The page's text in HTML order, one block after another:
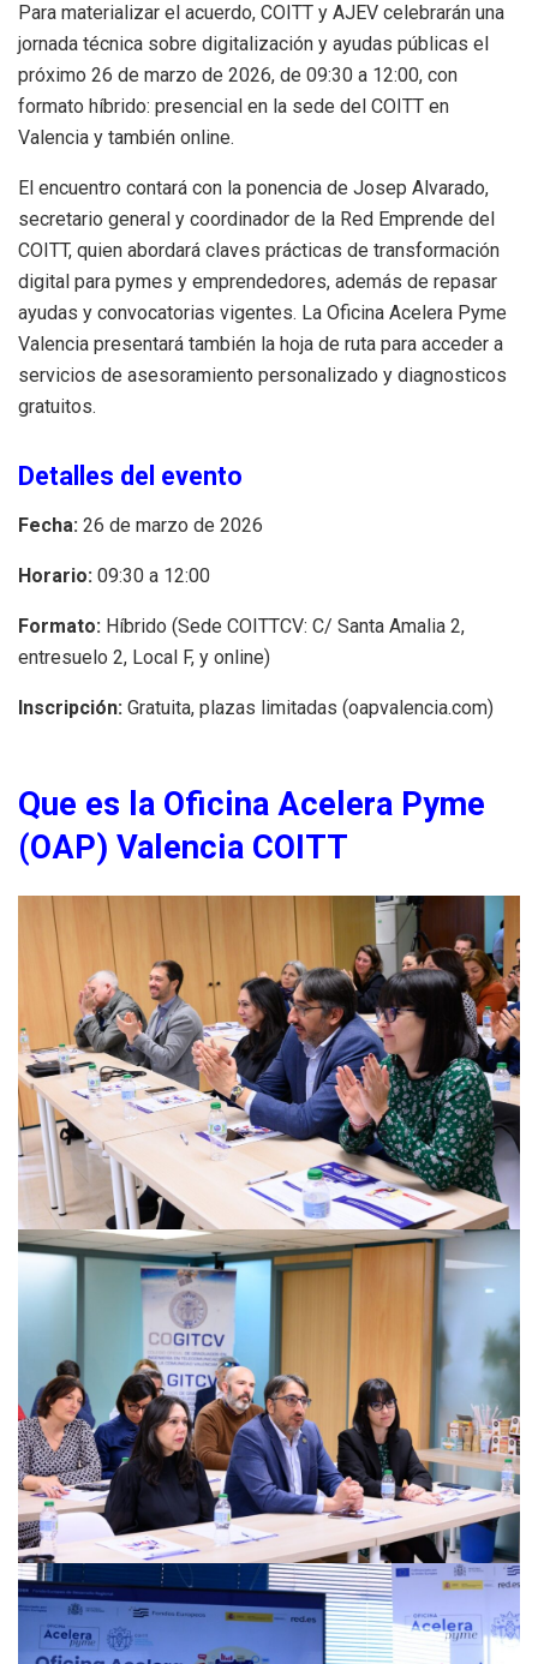
Para materializar el acuerdo, COITT y AJEV celebrarán una
jornada técnica sobre digitalización y ayudas públicas el
próximo 26 de marzo de 2026, de 09:30 a 12:00, con
formato híbrido: presencial en la sede del COITT en
Valencia y también online.
El encuentro contará con la ponencia de Josep Alvarado,
secretario general y coordinador de la Red Emprende del
COITT, quien abordará claves prácticas de transformación
digital para pymes y emprendedores, además de repasar
ayudas y convocatorias vigentes. La Oficina Acelera Pyme
Valencia presentará también la hoja de ruta para acceder a
servicios de asesoramiento personalizado y diagnosticos
gratuitos.
Detalles del evento
Fecha: 26 de marzo de 2026
Horario: 09:30 a 12:00
Formato: Híbrido (Sede COITTCV: C/ Santa Amalia 2,
entresuelo 2, Local F, y online)
Inscripción: Gratuita, plazas limitadas (oapvalencia.com)
Que es la Oficina Acelera Pyme
(OAP) Valencia COITT